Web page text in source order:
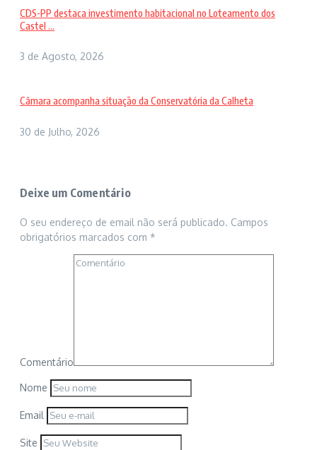
CDS-PP destaca investimento habitacional no Loteamento dos
Castel ...
3 de Agosto, 2026
Câmara acompanha situação da Conservatória da Calheta
30 de Julho, 2026
Deixe um Comentário
O seu endereço de email não será publicado. Campos
obrigatórios marcados com *
Comentário
Nome
Email
Site